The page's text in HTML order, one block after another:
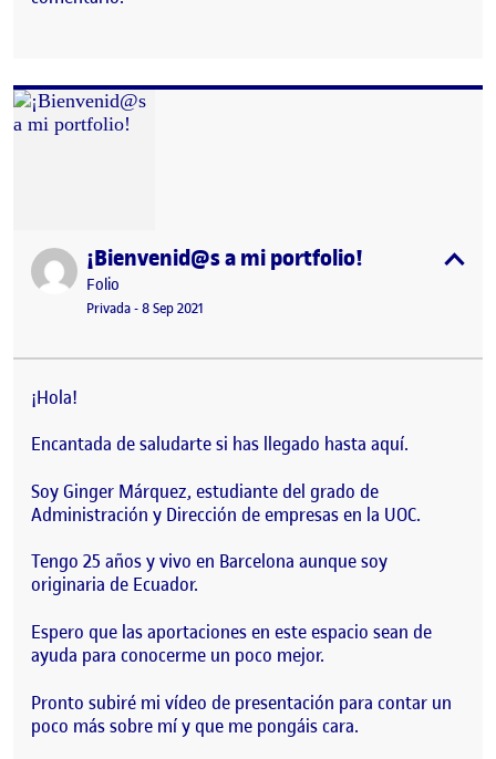
Publicado por¡Bienvenid@s a mi portfolio!
Publicado por
Folio
Visibilidad:
Privada-Fecha de publicación
8 Sep 2021
¡Hola!
Encantada de saludarte si has llegado hasta aquí.
Soy Ginger Márquez, estudiante del grado de
Administración y Dirección de empresas en la UOC.
Tengo 25 años y vivo en Barcelona aunque soy
originaria de Ecuador.
Espero que las aportaciones en este espacio sean de
ayuda para conocerme un poco mejor.
Pronto subiré mi vídeo de presentación para contar un
poco más sobre mí y que me pongáis cara.